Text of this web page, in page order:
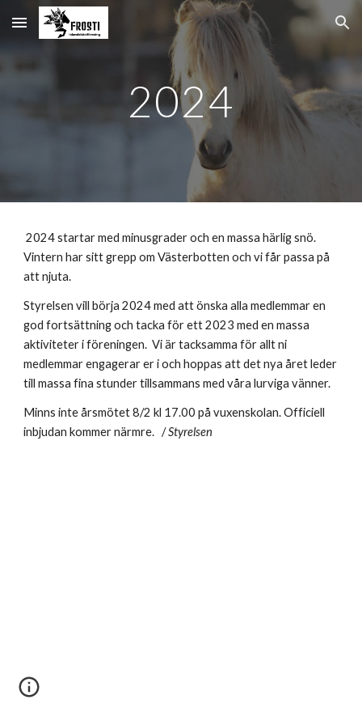
Skip to main content Skip to navigation
2024
2024 startar med minusgrader och en massa härlig snö.
Vintern har sitt grepp om Västerbotten och vi får passa på
att njuta.
Styrelsen vill börja 2024 med att önska alla medlemmar en
god fortsättning och tacka för ett 2023 med en massa
aktiviteter i föreningen. Vi är tacksamma för allt ni
medlemmar engagerar er i och hoppas att det nya året leder
till massa fina stunder tillsammans med våra lurviga vänner.
Minns inte årsmötet 8/2 kl 17.00 på vuxenskolan. Officiell
inbjudan kommer närmre. /Styrelsen